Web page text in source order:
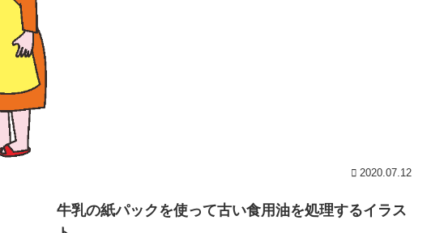
2020.07.12
牛乳の紙パックを使って古い食用油を処理するイラス